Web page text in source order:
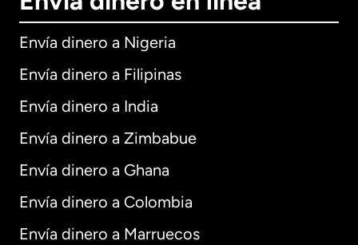
Envía dinero a Nigeria
Envía dinero a Filipinas
Envía dinero a India
Envía dinero a Zimbabue
Envía dinero a Ghana
Envía dinero a Colombia
Envía dinero a Marruecos